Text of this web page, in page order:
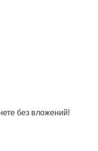
без вложений!